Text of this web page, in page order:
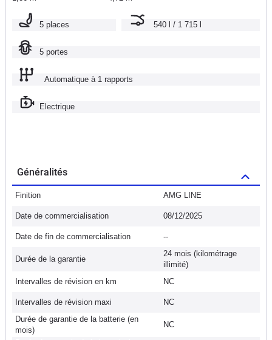
5 places 540 l / 1 715 l
5 portes
Automatique à 1 rapports
Electrique
Généralités
Finition AMG LINE
Date de commercialisation 08/12/2025
Date de fin de commercialisation --
Durée de la garantie
24 mois (kilométrage
illimité)
Intervalles de révision en km
NC
Intervalles de révision maxi
NC
Durée de garantie de la batterie (en
mois)
NC